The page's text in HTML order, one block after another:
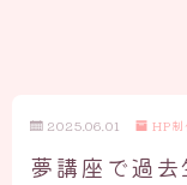
2025.06.01 HP制
夢講座で過去